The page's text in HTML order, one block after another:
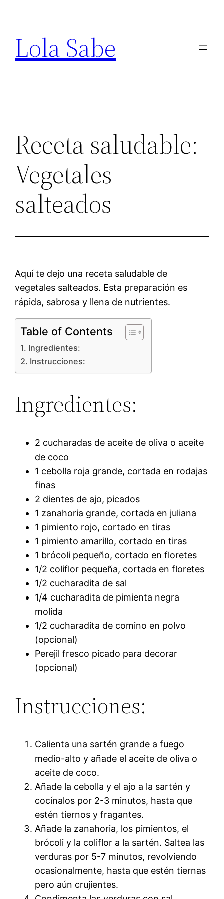
contenido
Lola Sabe
Receta saludable:
Vegetales
salteados
Aquí te dejo una receta saludable de
vegetales salteados. Esta preparación es
rápida, sabrosa y llena de nutrientes.
Table of Contents
Ingredientes:
Instrucciones:
Ingredientes:
2 cucharadas de aceite de oliva o aceite
de coco
1 cebolla roja grande, cortada en rodajas
finas
2 dientes de ajo, picados
1 zanahoria grande, cortada en juliana
1 pimiento rojo, cortado en tiras
1 pimiento amarillo, cortado en tiras
1 brócoli pequeño, cortado en floretes
1/2 coliflor pequeña, cortada en floretes
1/2 cucharadita de sal
1/4 cucharadita de pimienta negra
molida
1/2 cucharadita de comino en polvo
(opcional)
Perejil fresco picado para decorar
(opcional)
Instrucciones:
Calienta una sartén grande a fuego
medio-alto y añade el aceite de oliva o
aceite de coco.
Añade la cebolla y el ajo a la sartén y
cocínalos por 2-3 minutos, hasta que
estén tiernos y fragantes.
Añade la zanahoria, los pimientos, el
brócoli y la coliflor a la sartén. Saltea las
verduras por 5-7 minutos, revolviendo
ocasionalmente, hasta que estén tiernas
pero aún crujientes.